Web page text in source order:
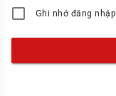
Ghi nhớ đăng nhập